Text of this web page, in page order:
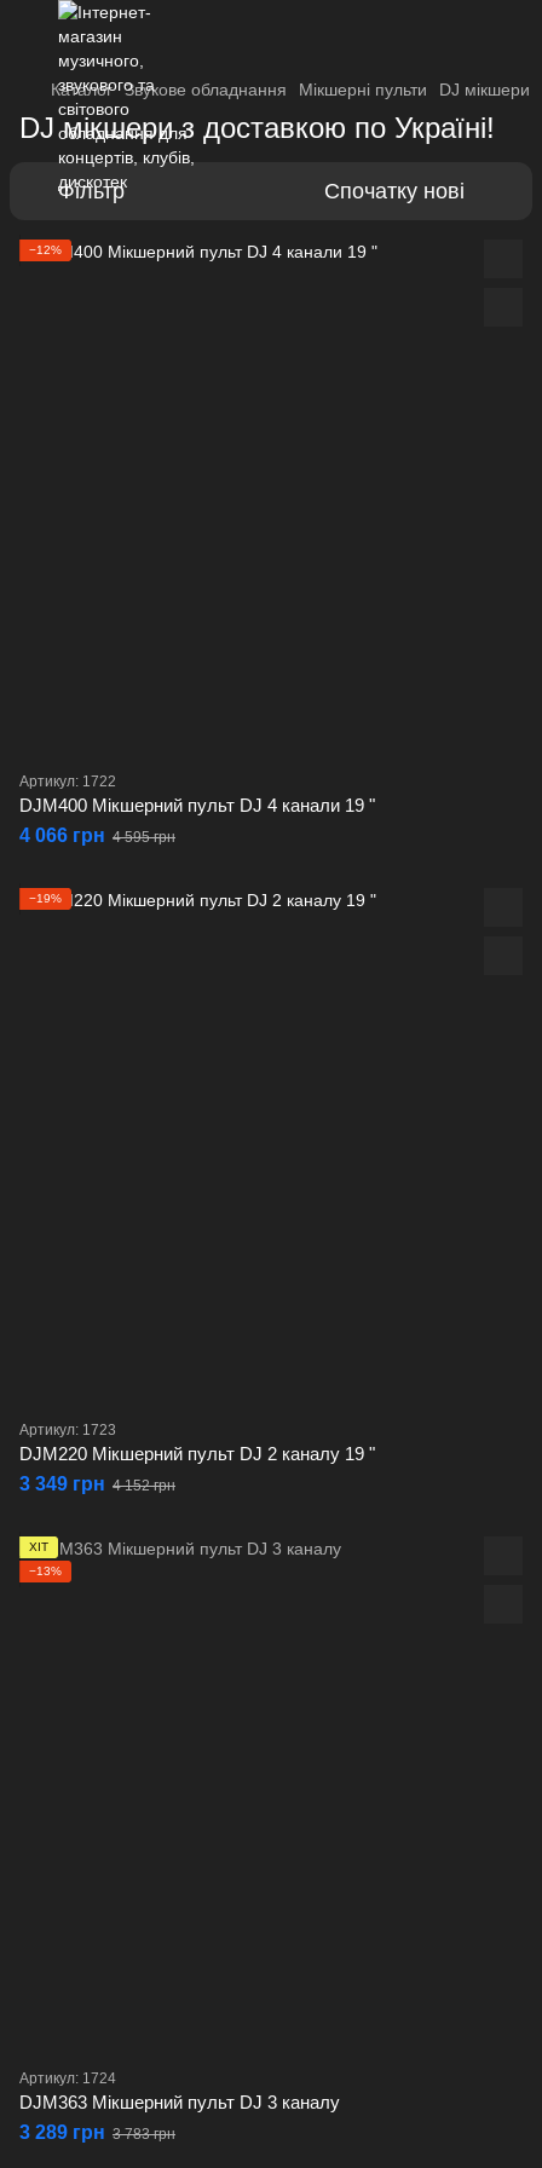
Каталог Звукове обладнання Мікшерні пульти DJ мікшери
DJ мікшери з доставкою по Україні!
Фільтр Спочатку нові
−12%
Артикул: 1722
DJM400 Мікшерний пульт DJ 4 канали 19 "
4 066 грн 4 595 грн
−19%
Артикул: 1723
DJM220 Мікшерний пульт DJ 2 каналу 19 "
3 349 грн 4 152 грн
ХІТ
−13%
Артикул: 1724
DJM363 Мікшерний пульт DJ 3 каналу
3 289 грн 3 783 грн